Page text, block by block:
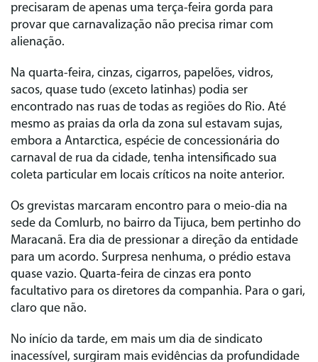
precisaram de apenas uma terça-feira gorda para
provar que carnavalização não precisa rimar com
alienação.
Na quarta-feira, cinzas, cigarros, papelões, vidros,
sacos, quase tudo (exceto latinhas) podia ser
encontrado nas ruas de todas as regiões do Rio. Até
mesmo as praias da orla da zona sul estavam sujas,
embora a Antarctica, espécie de concessionária do
carnaval de rua da cidade, tenha intensificado sua
coleta particular em locais críticos na noite anterior.
Os grevistas marcaram encontro para o meio-dia na
sede da Comlurb, no bairro da Tijuca, bem pertinho do
Maracanã. Era dia de pressionar a direção da entidade
para um acordo. Surpresa nenhuma, o prédio estava
quase vazio. Quarta-feira de cinzas era ponto
facultativo para os diretores da companhia. Para o gari,
claro que não.
No início da tarde, em mais um dia de sindicato
inacessível, surgiram mais evidências da profundidade